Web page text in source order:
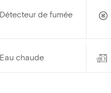
Détecteur de fumée
Eau chaude